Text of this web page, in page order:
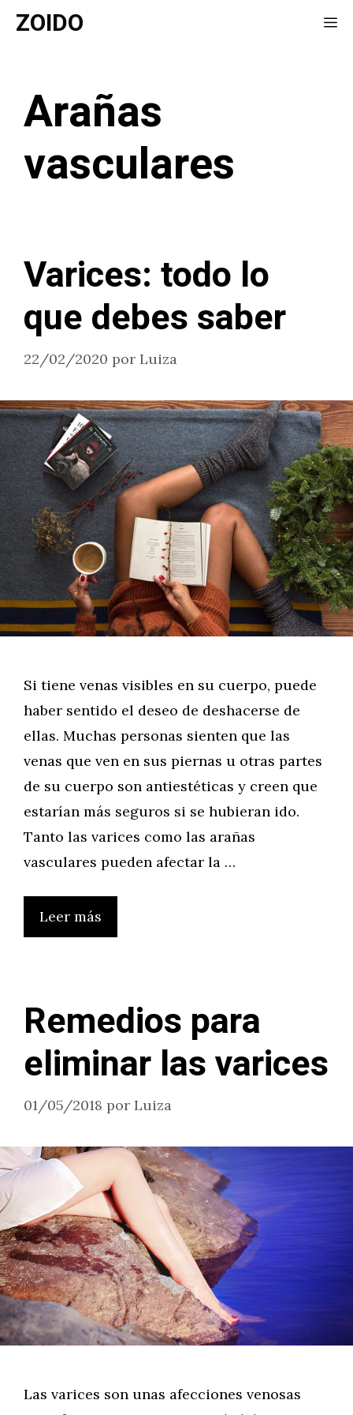
Saltar
ZOIDO
Arañas
vasculares
Varices: todo lo
que debes saber
22/02/2020 por Luiza
Si tiene venas visibles en su cuerpo, puede
haber sentido el deseo de deshacerse de
ellas. Muchas personas sienten que las
venas que ven en sus piernas u otras partes
de su cuerpo son antiestéticas y creen que
estarían más seguros si se hubieran ido.
Tanto las varices como las arañas
vasculares pueden afectar la …
Leer más
Remedios para
eliminar las varices
01/05/2018 por Luiza
Las varices son unas afecciones venosas